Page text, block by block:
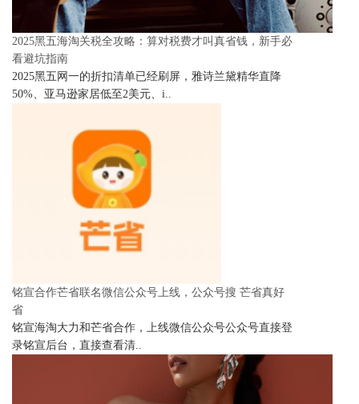
2025黑五海淘关税全攻略：算对税费才叫真省钱，新手必
看避坑指南
2025黑五网一的折扣清单已经刷屏，雅诗兰黛精华直降
50%、亚马逊家居低至2美元、i..
铭宣合作芒省联名微信公众号上线，公众号搜 芒省真好
省
铭宣海淘大力和芒省合作，上线微信公众号公众号直接登
录铭宣后台，直接查看清..